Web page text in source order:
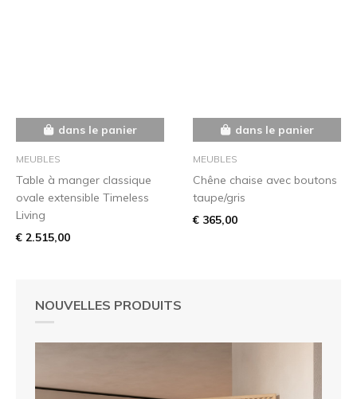
NOUVELLES PRODUITS
dans le panier
MEUBLES
Table à manger classique
ovale extensible Timeless
Living
€ 2.515,00
dans le panier
MEUBLES
Chêne chaise avec boutons
taupe/gris
€ 365,00